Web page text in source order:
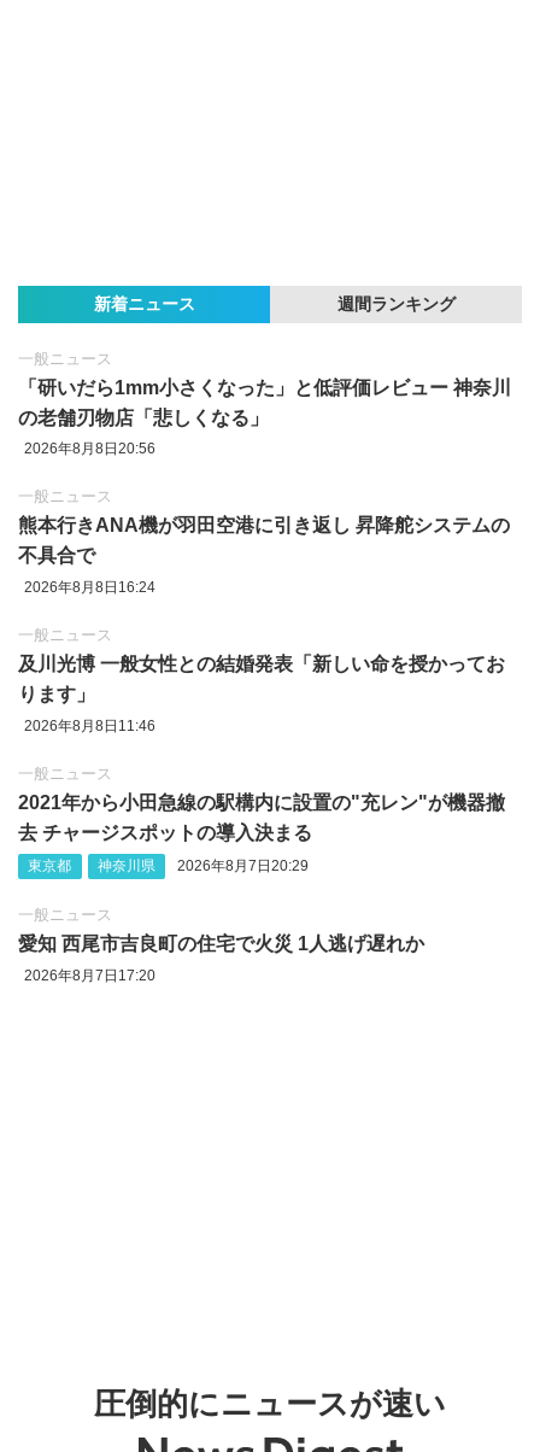
新着ニュース 週間ランキング
一般ニュース
「研いだら1mm小さくなった」と低評価レビュー 神奈川
の老舗刃物店「悲しくなる」
2026年8月8日20:56
一般ニュース
熊本行きANA機が羽田空港に引き返し 昇降舵システムの
不具合で
2026年8月8日16:24
一般ニュース
及川光博 一般女性との結婚発表「新しい命を授かってお
ります」
2026年8月8日11:46
一般ニュース
2021年から小田急線の駅構内に設置の"充レン"が機器撤
去 チャージスポットの導入決まる
東京都 神奈川県 2026年8月7日20:29
一般ニュース
愛知 西尾市吉良町の住宅で火災 1人逃げ遅れか
2026年8月7日17:20
圧倒的にニュースが速い